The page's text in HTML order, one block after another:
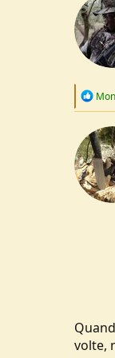
t
i
o
n
s
R
c
t
i
o
n
s
volte,